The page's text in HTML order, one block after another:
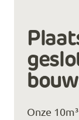
Onze